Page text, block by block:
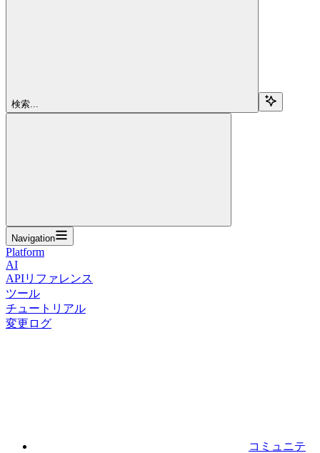
検索...
Navigation
Platform
AI
APIリファレンス
ツール
チュートリアル
変更ログ
コミュニテ